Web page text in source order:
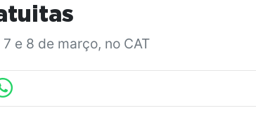
e 8 de março, no CAT